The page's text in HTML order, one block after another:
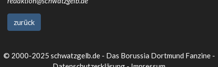
zurück
© 2000-2025 schwatzgelb.de - Das Borussia Dortmund Fanzine -